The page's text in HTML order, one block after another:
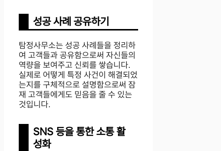
성공 사례 공유하기
탐정사무소는 성공 사례들을 정리하
여 고객들과 공유함으로써 자신들의
역량을 보여주고 신뢰를 쌓습니다.
실제로 어떻게 특정 사건이 해결되었
는지를 구체적으로 설명함으로써 잠
재 고객들에게도 믿음을 줄 수 있는
것입니다.
SNS 등을 통한 소통 활
성화